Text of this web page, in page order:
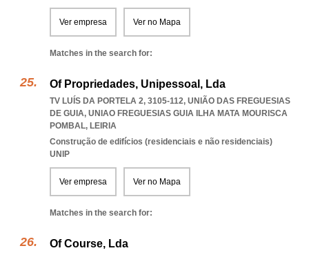
Ver empresa Ver no Mapa
Matches in the search for:
Of Propriedades, Unipessoal, Lda
TV LUÍS DA PORTELA 2, 3105-112, UNIÃO DAS FREGUESIAS
DE GUIA, UNIAO FREGUESIAS GUIA ILHA MATA MOURISCA
POMBAL, LEIRIA
Construção de edifícios (residenciais e não residenciais)
UNIP
Ver empresa Ver no Mapa
Matches in the search for:
Of Course, Lda